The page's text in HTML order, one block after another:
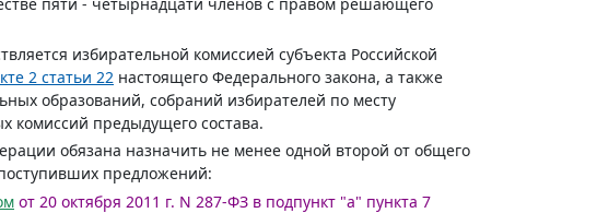
избирательной комиссией субъекта Российской
2 статьи 22 настоящего Федерального закона, а также
образований, собраний избирателей по месту
комиссий предыдущего состава.
обязана назначить не менее одной второй от общего
предложений:
от 20 октября 2011 г. N 287-ФЗ в подпункт "а" пункта 7